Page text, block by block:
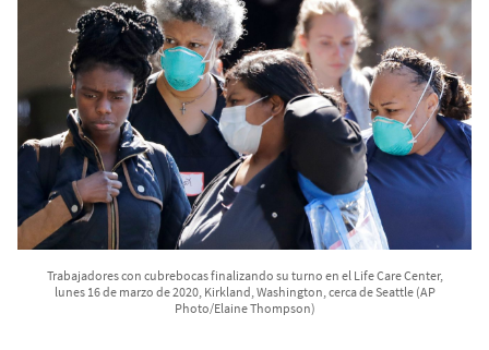
Trabajadores con cubrebocas finalizando su turno en el Life Care Center,
lunes 16 de marzo de 2020, Kirkland, Washington, cerca de Seattle (AP
Photo/Elaine Thompson)